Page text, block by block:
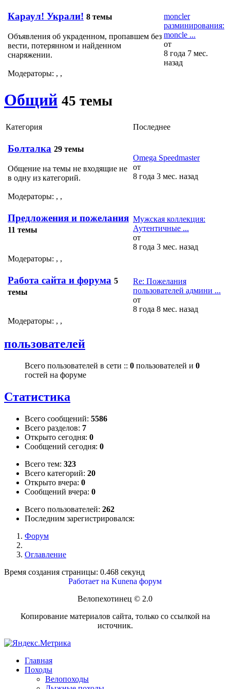
Караул! Украли! 8 темы
Объявления об украденном, пропавшем без
вести, потерянном и найденном
снаряжении.
Модераторы: , ,
moncler
разминирования:
moncle ...
от
8 года 7 мес.
назад
Общий 45 темы
Категория Последнее
Болталка 29 темы
Общение на темы не входящие не
в одну из категорий.
Модераторы: , ,
Omega Speedmaster
от
8 года 3 мес. назад
Предложения и пожелания
11 темы
Модераторы: , ,
Мужская коллекция:
Аутентичные ...
от
8 года 3 мес. назад
Работа сайта и форума 5
темы
Модераторы: , ,
Re: Пожелания
пользователей админи ...
от
8 года 8 мес. назад
пользователей
Всего пользователей в сети :: 0 пользователей и 0
гостей на форуме
Статистика
Всего сообщений: 5586
Всего разделов: 7
Открыто сегодня: 0
Сообщений сегодня: 0
Всего тем: 323
Всего категорий: 20
Открыто вчера: 0
Сообщений вчера: 0
Всего пользователей: 262
Последним зарегистрировался:
Форум
Оглавление
Время создания страницы: 0.468 секунд
Работает на Kunena форум
Велопехотинец © 2.0
Копирование материалов сайта, только со ссылкой на
источник.
Главная
Походы
Велопоходы